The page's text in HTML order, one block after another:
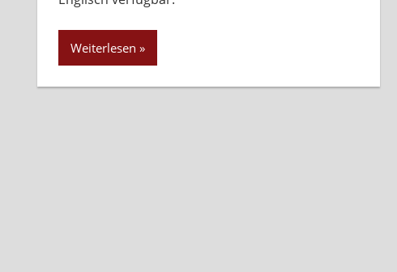
Weiterlesen